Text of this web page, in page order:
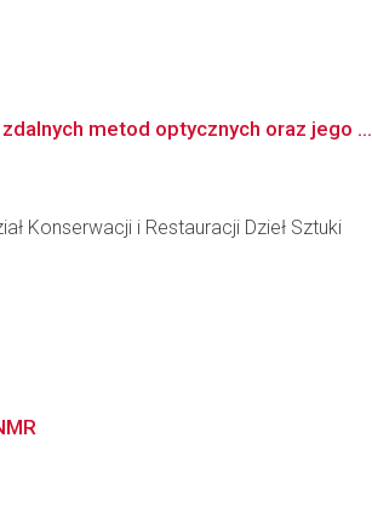
metod optycznych oraz jego ...
Konserwacji i Restauracji Dzieł Sztuki